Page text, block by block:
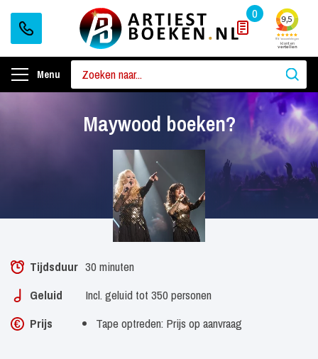
0
Menu
Maywood boeken?
Tijdsduur 30 minuten
Geluid
Incl. geluid tot 350 personen
Prijs
Tape optreden: Prijs op aanvraag